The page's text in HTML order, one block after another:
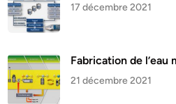
17 décembre 2021
Fabrication de l’eau
21 décembre 2021